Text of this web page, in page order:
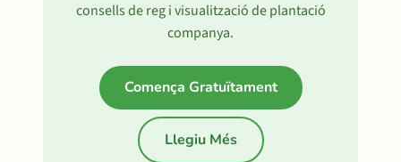
consells de reg i visualització de plantació
companya.
Comença Gratuïtament
Llegiu Més